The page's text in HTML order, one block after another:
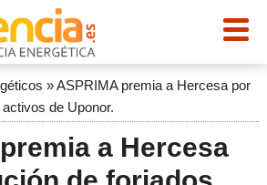
»ASPRIMA premia a Hercesa por
de Uponor.
a Hercesa